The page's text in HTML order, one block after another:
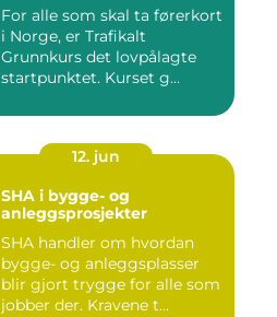
For alle som skal ta førerkort
i Norge, er Trafikalt
Grunnkurs det lovpålagte
startpunktet. Kurset g...
12. jun
SHA i bygge- og
anleggsprosjekter
SHA handler om hvordan
bygge- og anleggsplasser
blir gjort trygge for alle som
jobber der. Kravene t...